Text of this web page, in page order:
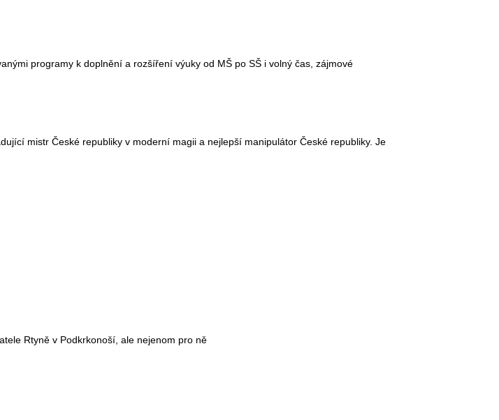
programy k doplnění a rozšíření výuky od MŠ po SŠ i volný čas, zájmové
mistr České republiky v moderní magii a nejlepší manipulátor České republiky. Je
Rtyně v Podkrkonoší, ale nejenom pro ně